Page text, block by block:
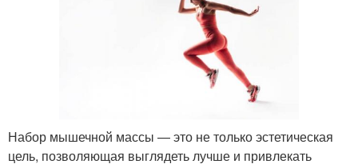
Набор мышечной массы — это не только эстетическая
цель, позволяющая выглядеть лучше и привлекать